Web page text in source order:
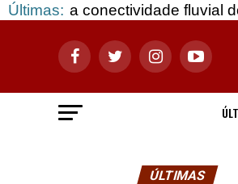
Últimas: fluvial do rio Erges
ÚLTIMAS